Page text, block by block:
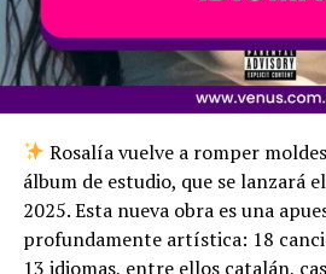
Rosalía vuelve a romper
álbum de estudio, que se lanzará
2025. Esta nueva obra es una
profundamente artística: 18
13 idiomas, entre ellos catalán,